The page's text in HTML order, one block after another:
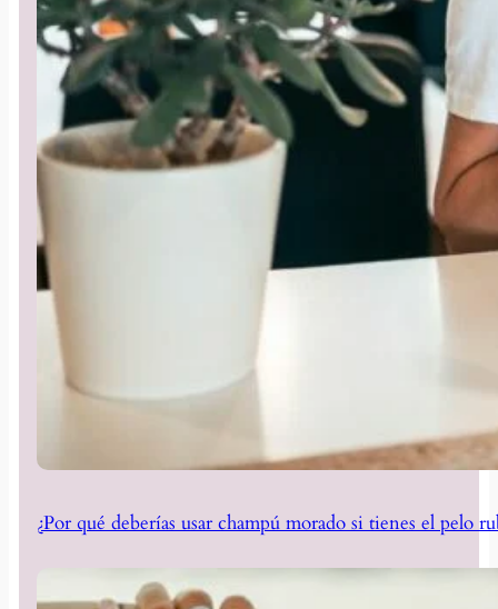
¿Por qué deberías usar champú morado si tienes el pelo